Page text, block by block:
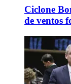
Ciclone
de ventos